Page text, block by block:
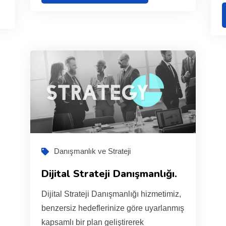
Danışmanlık ve Strateji
Dijital Strateji Danışmanlığı.
Dijital Strateji Danışmanlığı hizmetimiz,
benzersiz hedeflerinize göre uyarlanmış
kapsamlı bir plan geliştirerek